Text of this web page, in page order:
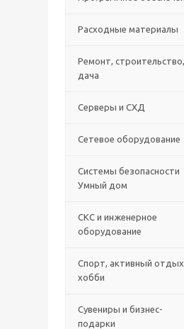
Расходные материалы
Ремонт, строительство,
дача
Серверы и СХД
Сетевое оборудование
Системы безопасности
Умный дом
СКС и инженерное
оборудование
Спорт, активный
хобби
Сувениры и бизнес-
подарки